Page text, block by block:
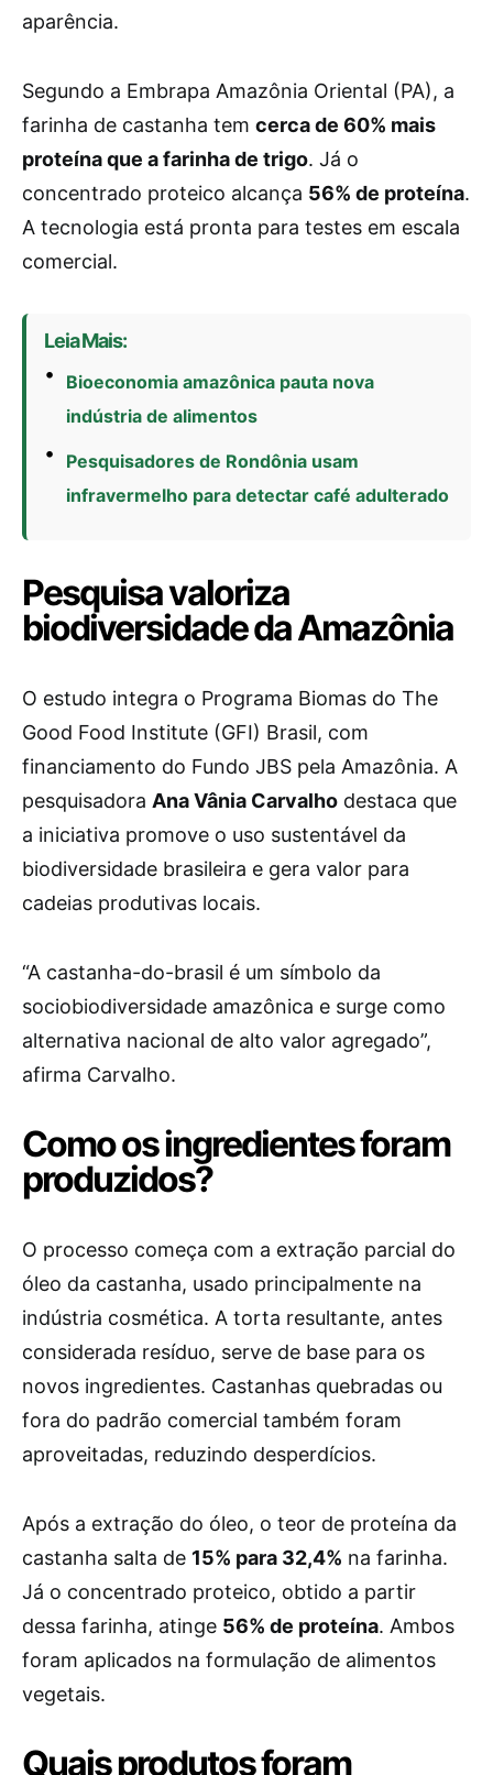
aparência.
Segundo a Embrapa Amazônia Oriental (PA), a
farinha de castanha tem cerca de 60% mais
proteína que a farinha de trigo. Já o
concentrado proteico alcança 56% de proteína.
A tecnologia está pronta para testes em escala
comercial.
Leia Mais:
Bioeconomia amazônica pauta nova
indústria de alimentos
Pesquisadores de Rondônia usam
infravermelho para detectar café adulterado
Pesquisa valoriza
biodiversidade da Amazônia
O estudo integra o Programa Biomas do The
Good Food Institute (GFI) Brasil, com
financiamento do Fundo JBS pela Amazônia. A
pesquisadora Ana Vânia Carvalho destaca que
a iniciativa promove o uso sustentável da
biodiversidade brasileira e gera valor para
cadeias produtivas locais.
“A castanha-do-brasil é um símbolo da
sociobiodiversidade amazônica e surge como
alternativa nacional de alto valor agregado”,
afirma Carvalho.
Como os ingredientes foram
produzidos?
O processo começa com a extração parcial do
óleo da castanha, usado principalmente na
indústria cosmética. A torta resultante, antes
considerada resíduo, serve de base para os
novos ingredientes. Castanhas quebradas ou
fora do padrão comercial também foram
aproveitadas, reduzindo desperdícios.
Após a extração do óleo, o teor de proteína da
castanha salta de 15% para 32,4% na farinha.
Já o concentrado proteico, obtido a partir
dessa farinha, atinge 56% de proteína. Ambos
foram aplicados na formulação de alimentos
vegetais.
Quais produtos foram